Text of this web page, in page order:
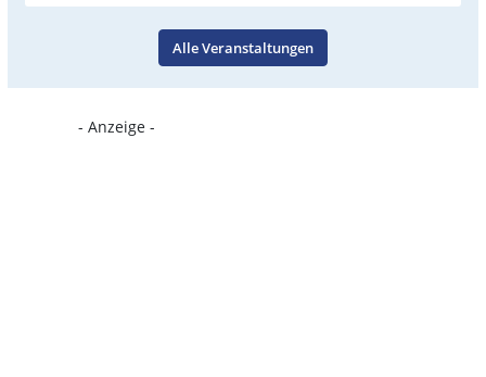
Alle Veranstaltungen
- Anzeige -